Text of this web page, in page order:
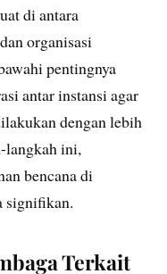
di antara
organisasi
pentingnya
antar instansi agar
dengan lebih
langkah ini,
bencana di
signifikan.
Terkait